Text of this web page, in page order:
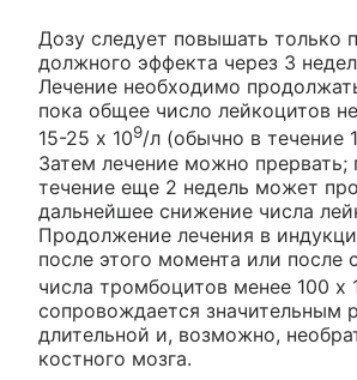
Дозу следует повышать только
должного эффекта через 3
Лечение необходимо
пока общее число лейкоцитов
15-25 х 109/л (обычно в течение
Затем лечение можно прервать;
течение еще 2 недель может
дальнейшее снижение числа
Продолжение лечения в
после этого момента или после
числа тромбоцитов менее 100 х
сопровождается значительным
длительной и, возможно,
костного мозга.